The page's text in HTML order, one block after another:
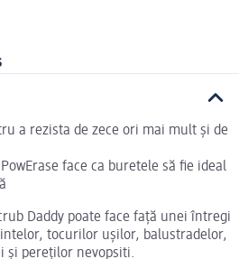
a rezista de zece ori mai mult și de
face ca buretele să fie ideal
Daddy poate face față unei întregi
tocurilor ușilor, balustradelor,
și pereților nevopsiti.